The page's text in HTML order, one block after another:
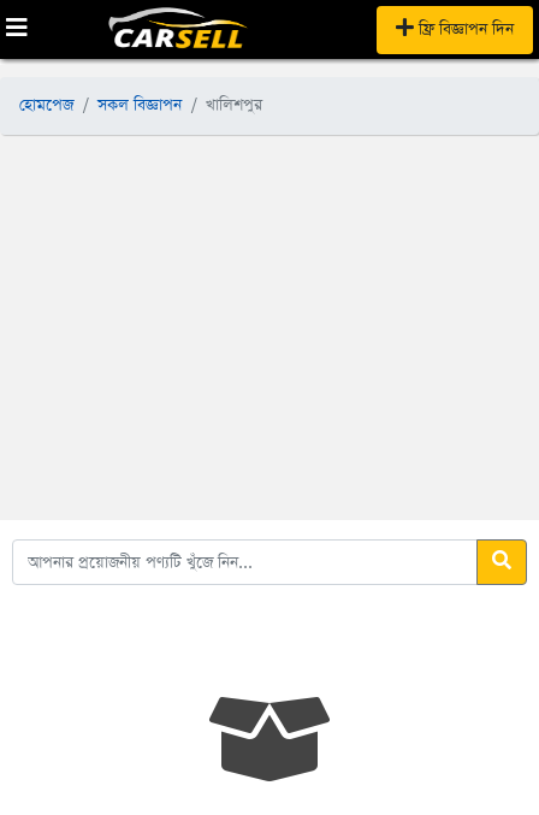
ফ্রি বিজ্ঞাপন দিন
হোমপেজ সকল বিজ্ঞাপন খালিশপুর